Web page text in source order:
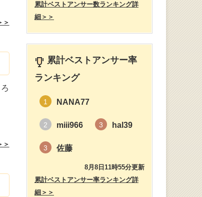
＞
＞
累計ベストアンサー数ランキング詳
細＞＞
累計ベストアンサー率
ランキング
1 NANA77
2 miii966 3 hal39
3 佐藤
8月8日11時55分更新
累計ベストアンサー率ランキング詳
細＞＞